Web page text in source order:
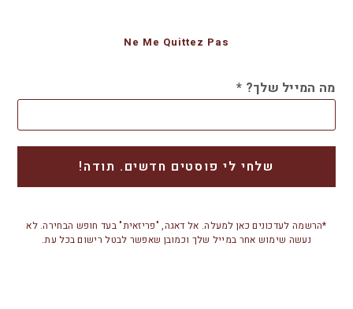
Ne Me Quittez Pas
מה המייל שלך? *
*הרשמה לעדכונים כאן למעלה. אל דאגה, "פריזאית" בעד חופש הבחירה. לא
נעשה שימוש אחר במייל שלך וכמובן שאפשר לבטל רישום בכל עת.